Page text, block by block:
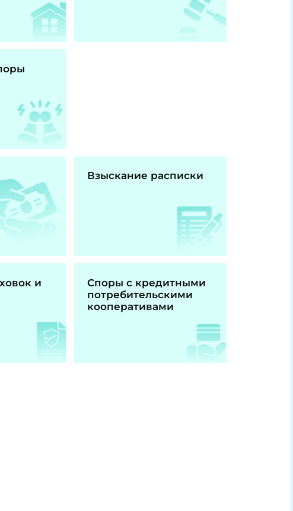
Взыскание расписки
и
Споры с кредитными
потребительскими
кооперативами